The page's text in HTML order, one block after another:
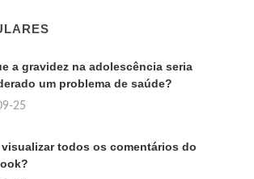
a gravidez na adolescência seria
um problema de saúde?
25
visualizar todos os comentários do